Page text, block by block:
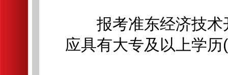
报考准东经济技术
应具有大专及以上学